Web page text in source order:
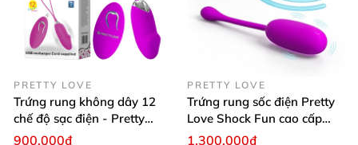
PRETTY LOVE
Trứng rung không dây 12
chế độ sạc điện - Pretty
Love Julia, rung mạnh, kiểu
900.000₫
PRETTY LOVE
Trứng rung sốc điện Pretty
Love Shock Fun cao cấp
điều khiển từ xa tiện lợi
1.300.000₫